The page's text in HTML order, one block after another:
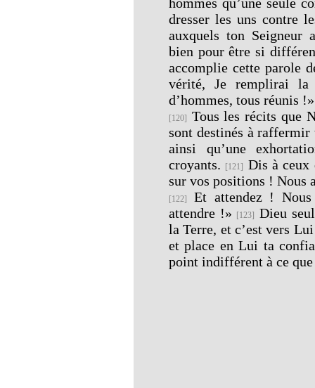
dresser les uns contre
auxquels ton Seigneur
bien pour être si
accomplie cette parole
vérité, Je remplirai
d’hommes, tous réunis !»
[120] Tous les récits que
sont destinés à
ainsi qu’une
croyants. [121] Dis à ceux
sur vos positions ! Nous
[122]
Et attendez ! Nous
attendre !» [123] Dieu
la Terre, et c’est vers
et place en Lui ta
point indifférent à ce